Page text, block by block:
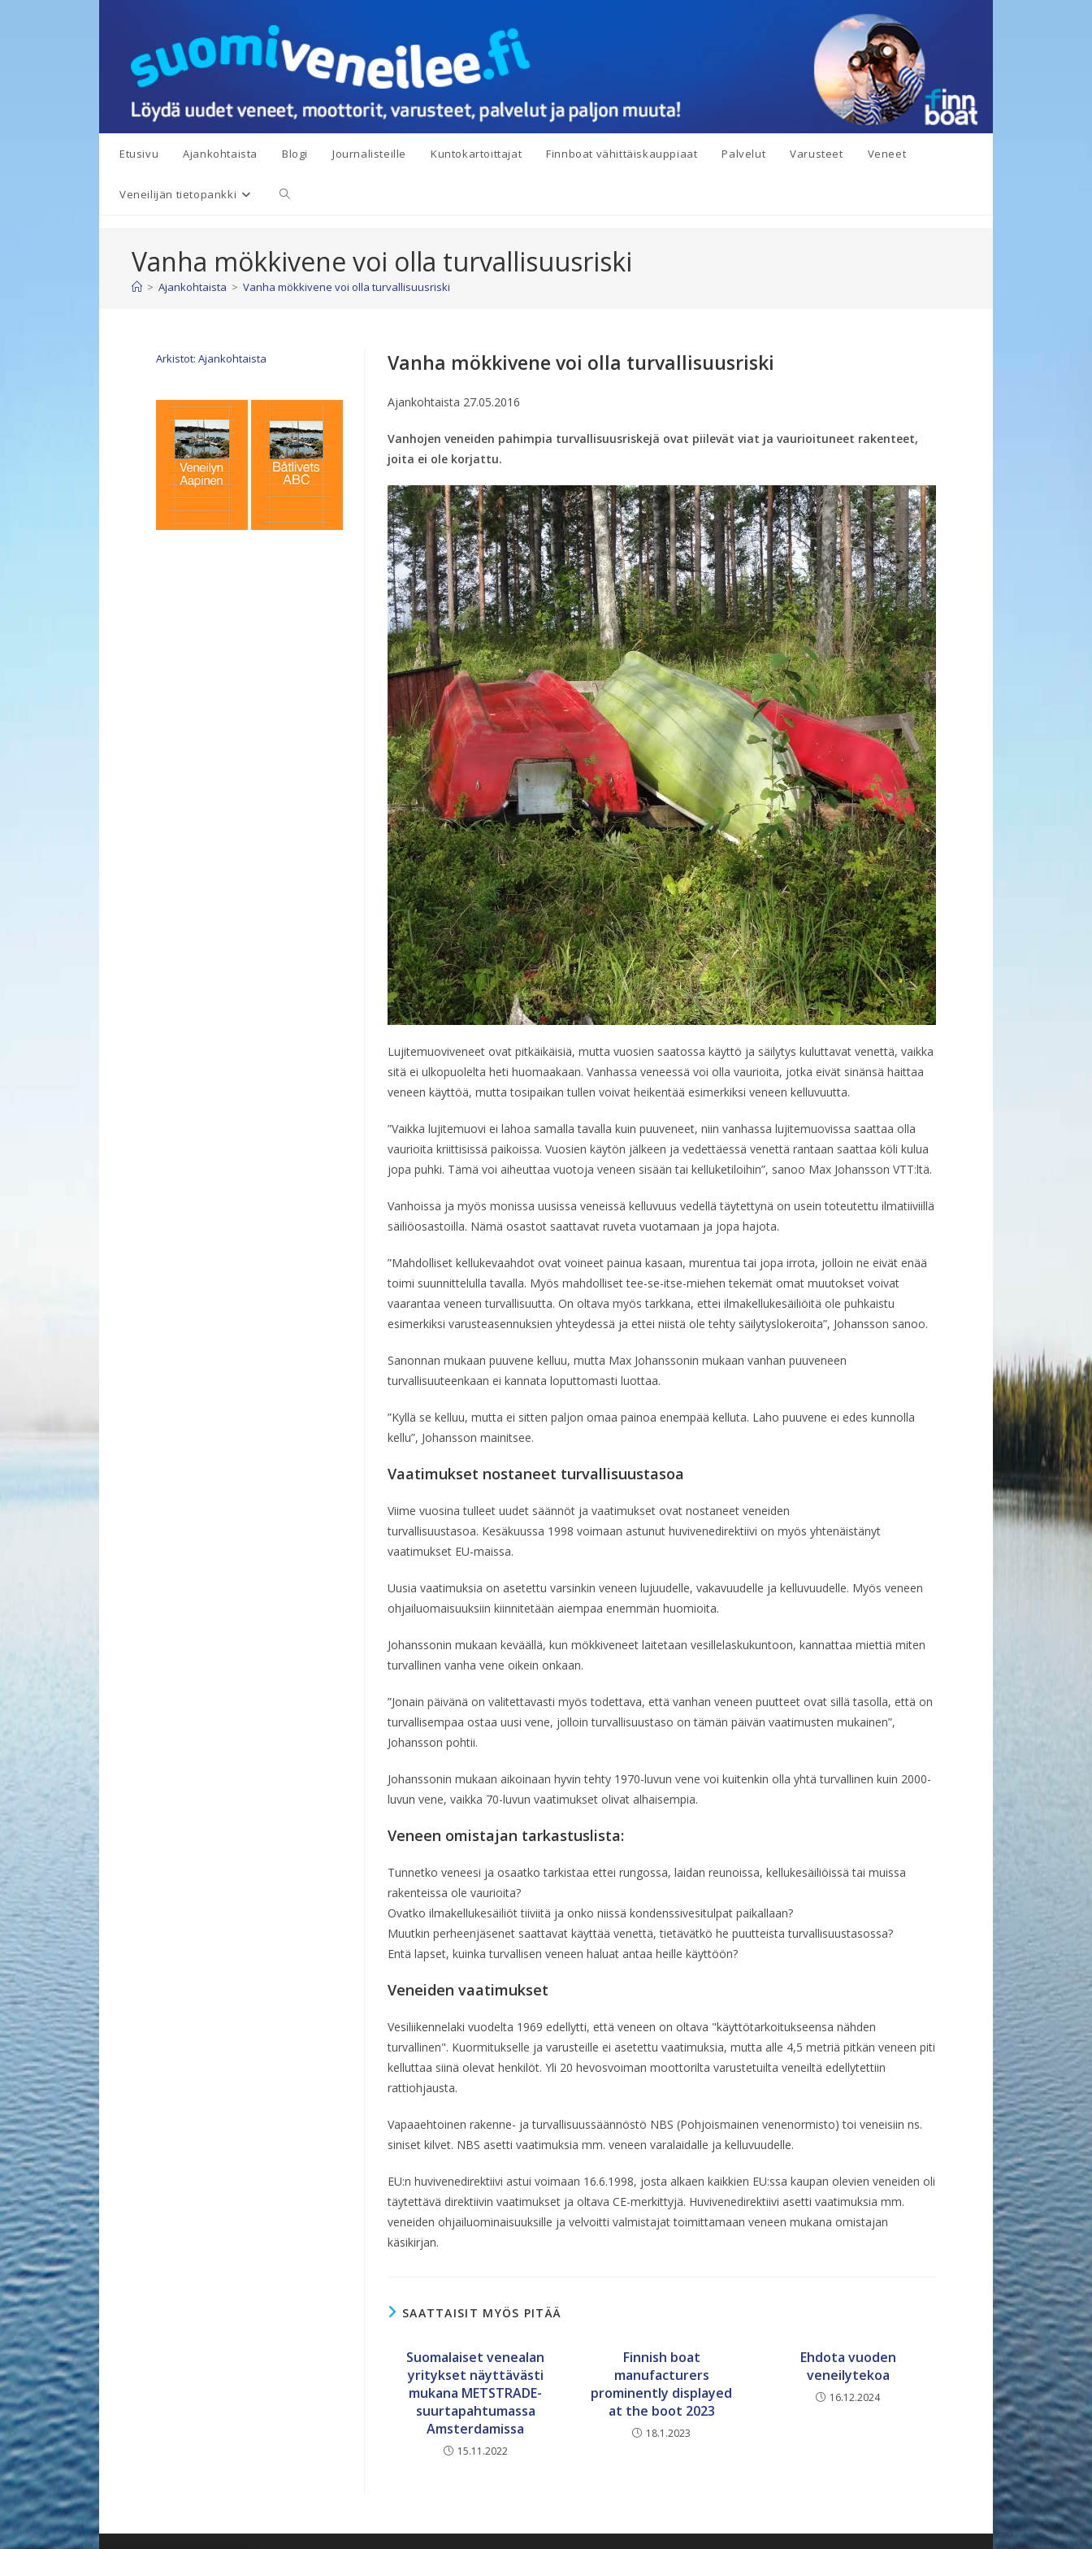
Etusivu Ajankohtaista Blogi Journalisteille Kuntokartoittajat Finnboat vähittäiskauppiaat Palvelut Varusteet Veneet
Veneilijän tietopankki Toggle
search
Vanha mökkivene voi olla turvallisuusriski
> Ajankohtaista > Vanha mökkivene voi olla turvallisuusriski
Arkistot: Ajankohtaista Vanha mökkivene voi olla turvallisuusriski
Ajankohtaista 27.05.2016
Vanhojen veneiden pahimpia turvallisuusriskejä ovat piilevät viat ja vaurioituneet rakenteet,
joita ei ole korjattu.
Lujitemuoviveneet ovat pitkäikäisiä, mutta vuosien saatossa käyttö ja säilytys kuluttavat venettä, vaikka
sitä ei ulkopuolelta heti huomaakaan. Vanhassa veneessä voi olla vaurioita, jotka eivät sinänsä haittaa
veneen käyttöä, mutta tosipaikan tullen voivat heikentää esimerkiksi veneen kelluvuutta.
”Vaikka lujitemuovi ei lahoa samalla tavalla kuin puuveneet, niin vanhassa lujitemuovissa saattaa olla
vaurioita kriittisissä paikoissa. Vuosien käytön jälkeen ja vedettäessä venettä rantaan saattaa köli kulua
jopa puhki. Tämä voi aiheuttaa vuotoja veneen sisään tai kelluketiloihin”, sanoo Max Johansson VTT:ltä.
Vanhoissa ja myös monissa uusissa veneissä kelluvuus vedellä täytettynä on usein toteutettu ilmatiiviillä
säiliöosastoilla. Nämä osastot saattavat ruveta vuotamaan ja jopa hajota.
”Mahdolliset kellukevaahdot ovat voineet painua kasaan, murentua tai jopa irrota, jolloin ne eivät enää
toimi suunnittelulla tavalla. Myös mahdolliset tee-se-itse-miehen tekemät omat muutokset voivat
vaarantaa veneen turvallisuutta. On oltava myös tarkkana, ettei ilmakellukesäiliöitä ole puhkaistu
esimerkiksi varusteasennuksien yhteydessä ja ettei niistä ole tehty säilytyslokeroita”, Johansson sanoo.
Sanonnan mukaan puuvene kelluu, mutta Max Johanssonin mukaan vanhan puuveneen
turvallisuuteenkaan ei kannata loputtomasti luottaa.
”Kyllä se kelluu, mutta ei sitten paljon omaa painoa enempää kelluta. Laho puuvene ei edes kunnolla
kellu”, Johansson mainitsee.
Vaatimukset nostaneet turvallisuustasoa
Viime vuosina tulleet uudet säännöt ja vaatimukset ovat nostaneet veneiden
turvallisuustasoa. Kesäkuussa 1998 voimaan astunut huvivenedirektiivi on myös yhtenäistänyt
vaatimukset EU-maissa.
Uusia vaatimuksia on asetettu varsinkin veneen lujuudelle, vakavuudelle ja kelluvuudelle. Myös veneen
ohjailuomaisuuksiin kiinnitetään aiempaa enemmän huomioita.
Johanssonin mukaan keväällä, kun mökkiveneet laitetaan vesillelaskukuntoon, kannattaa miettiä miten
turvallinen vanha vene oikein onkaan.
”Jonain päivänä on valitettavasti myös todettava, että vanhan veneen puutteet ovat sillä tasolla, että on
turvallisempaa ostaa uusi vene, jolloin turvallisuustaso on tämän päivän vaatimusten mukainen”,
Johansson pohtii.
Johanssonin mukaan aikoinaan hyvin tehty 1970-luvun vene voi kuitenkin olla yhtä turvallinen kuin 2000-
luvun vene, vaikka 70-luvun vaatimukset olivat alhaisempia.
Veneen omistajan tarkastuslista:
Tunnetko veneesi ja osaatko tarkistaa ettei rungossa, laidan reunoissa, kellukesäiliöissä tai muissa
rakenteissa ole vaurioita?
Ovatko ilmakellukesäiliöt tiiviitä ja onko niissä kondenssivesitulpat paikallaan?
Muutkin perheenjäsenet saattavat käyttää venettä, tietävätkö he puutteista turvallisuustasossa?
Entä lapset, kuinka turvallisen veneen haluat antaa heille käyttöön?
Veneiden vaatimukset
Vesiliikennelaki vuodelta 1969 edellytti, että veneen on oltava "käyttötarkoitukseensa nähden
turvallinen". Kuormitukselle ja varusteille ei asetettu vaatimuksia, mutta alle 4,5 metriä pitkän veneen piti
kelluttaa siinä olevat henkilöt. Yli 20 hevosvoiman moottorilta varustetuilta veneiltä edellytettiin
rattiohjausta.
Vapaaehtoinen rakenne- ja turvallisuussäännöstö NBS (Pohjoismainen venenormisto) toi veneisiin ns.
siniset kilvet. NBS asetti vaatimuksia mm. veneen varalaidalle ja kelluvuudelle.
EU:n huvivenedirektiivi astui voimaan 16.6.1998, josta alkaen kaikkien EU:ssa kaupan olevien veneiden oli
täytettävä direktiivin vaatimukset ja oltava CE-merkittyjä. Huvivenedirektiivi asetti vaatimuksia mm.
veneiden ohjailuominaisuuksille ja velvoitti valmistajat toimittamaan veneen mukana omistajan
käsikirjan.
SAATTAISIT MYÖS PITÄÄ
Suomalaiset venealan
yritykset näyttävästi
mukana METSTRADE-
suurtapahtumassa
Amsterdamissa
15.11.2022
Finnish boat
manufacturers
prominently displayed
at the boot 2023
18.1.2023
Ehdota vuoden
veneilytekoa
16.12.2024